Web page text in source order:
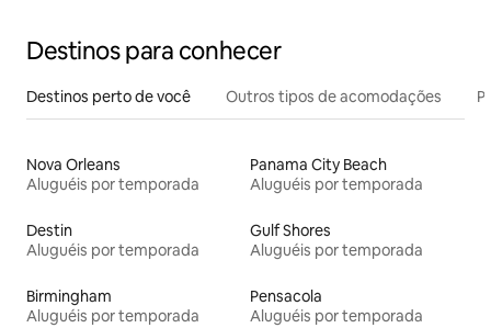
Destinos para conhecer
Destinos perto de você Outros tipos de acomodações
Nova Orleans
Aluguéis por temporada
Panama City Beach
Aluguéis por temporada
Destin
Aluguéis por temporada
Gulf Shores
Aluguéis por temporada
Birmingham
Aluguéis por temporada
Pensacola
Aluguéis por temporada